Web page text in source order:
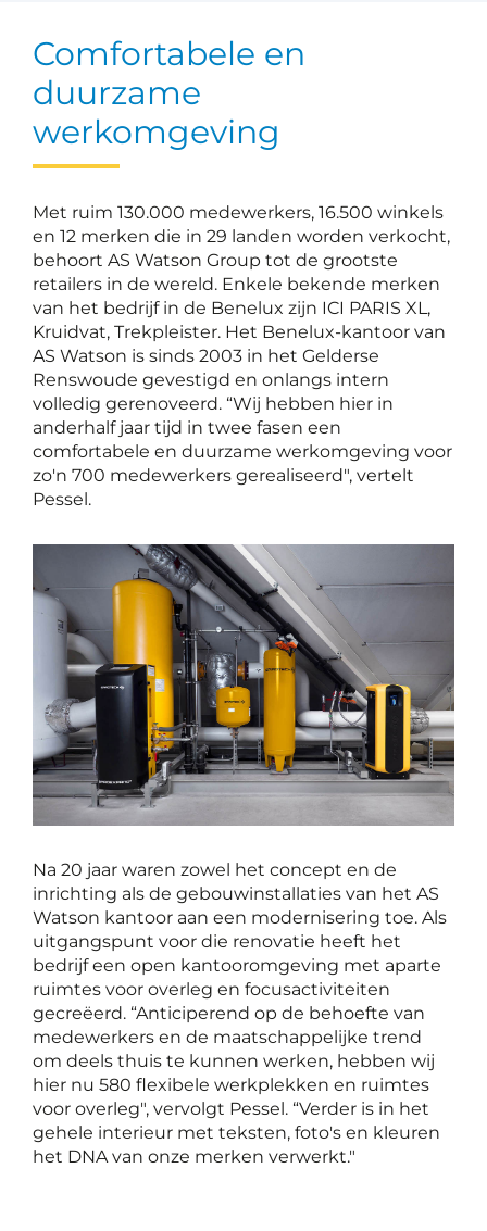
Comfortabele en
duurzame
werkomgeving
Met ruim 130.000 medewerkers, 16.500 winkels
en 12 merken die in 29 landen worden verkocht,
behoort AS Watson Group tot de grootste
retailers in de wereld. Enkele bekende merken
van het bedrijf in de Benelux zijn ICI PARIS XL,
Kruidvat, Trekpleister. Het Benelux-kantoor van
AS Watson is sinds 2003 in het Gelderse
Renswoude gevestigd en onlangs intern
volledig gerenoveerd. “Wij hebben hier in
anderhalf jaar tijd in twee fasen een
comfortabele en duurzame werkomgeving voor
zo'n 700 medewerkers gerealiseerd", vertelt
Pessel.
Na 20 jaar waren zowel het concept en de
inrichting als de gebouwinstallaties van het AS
Watson kantoor aan een modernisering toe. Als
uitgangspunt voor die renovatie heeft het
bedrijf een open kantooromgeving met aparte
ruimtes voor overleg en focusactiviteiten
gecreëerd. “Anticiperend op de behoefte van
medewerkers en de maatschappelijke trend
om deels thuis te kunnen werken, hebben wij
hier nu 580 flexibele werkplekken en ruimtes
voor overleg", vervolgt Pessel. “Verder is in het
gehele interieur met teksten, foto's en kleuren
het DNA van onze merken verwerkt."